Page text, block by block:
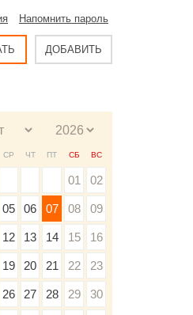
Напомнить пароль
ДОБАВИТЬ
СР ЧТ ПТ СБ ВС
01 02
05 06 07 08 09
12 13 14 15 16
19 20 21 22 23
26 27 28 29 30